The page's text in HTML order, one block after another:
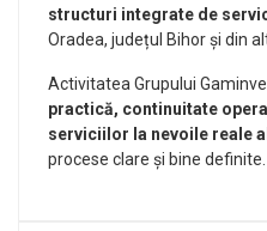
structuri integrate de
Oradea, județul Bihor și din
Activitatea Grupului
practică, continuitate
serviciilor la nevoile reale
procese clare și bine definite.